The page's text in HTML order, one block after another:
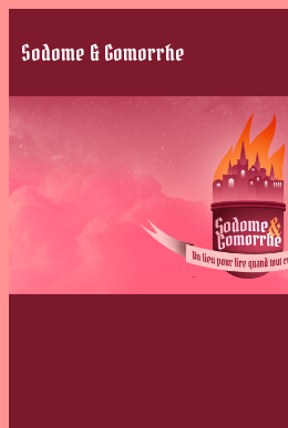
Sodome & Gomorrhe